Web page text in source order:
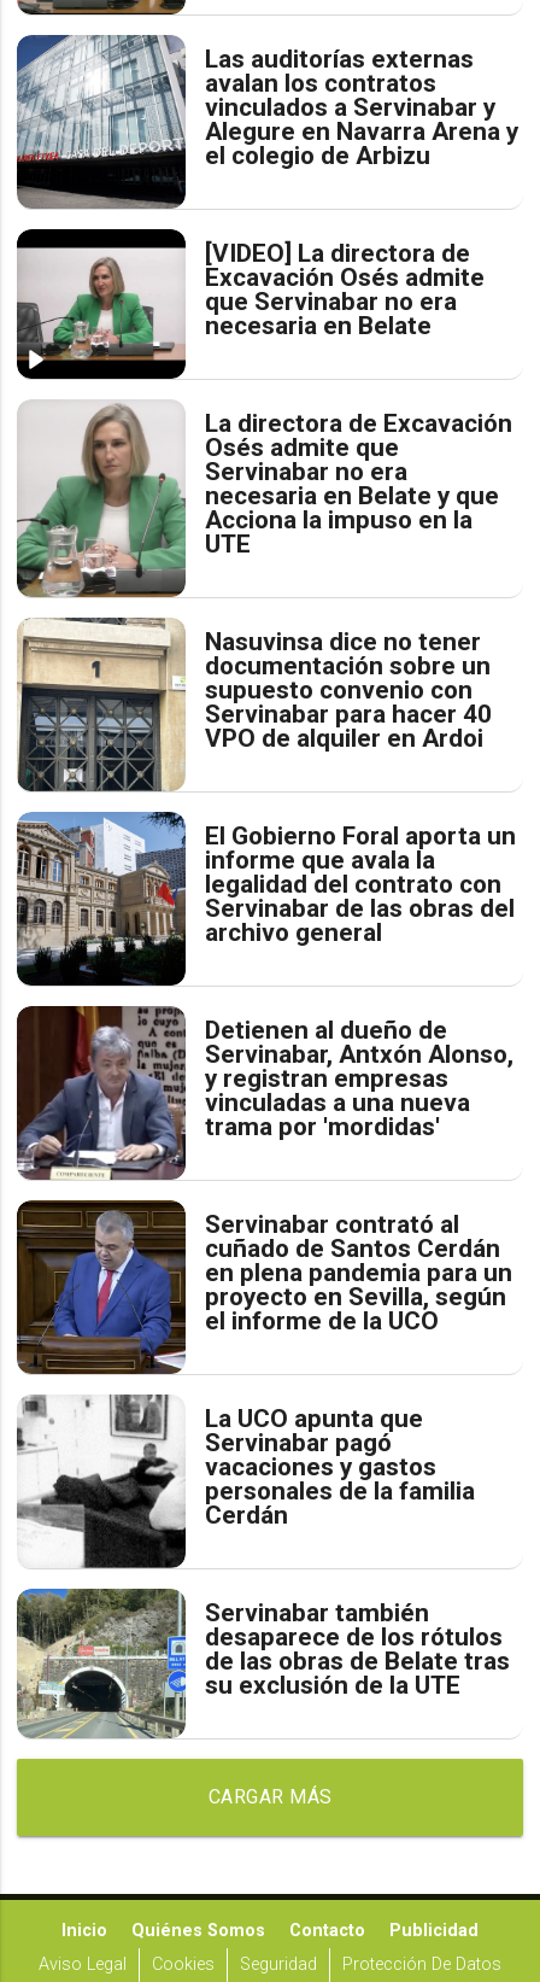
Las auditorías externas
avalan los contratos
vinculados a Servinabar y
Alegure en Navarra Arena y
el colegio de Arbizu
[VIDEO] La directora de
Excavación Osés admite
que Servinabar no era
necesaria en Belate
La directora de Excavación
Osés admite que
Servinabar no era
necesaria en Belate y que
Acciona la impuso en la
UTE
Nasuvinsa dice no tener
documentación sobre un
supuesto convenio con
Servinabar para hacer 40
VPO de alquiler en Ardoi
El Gobierno Foral aporta un
informe que avala la
legalidad del contrato con
Servinabar de las obras del
archivo general
Detienen al dueño de
Servinabar, Antxón Alonso,
y registran empresas
vinculadas a una nueva
trama por 'mordidas'
Servinabar contrató al
cuñado de Santos Cerdán
en plena pandemia para un
proyecto en Sevilla, según
el informe de la UCO
La UCO apunta que
Servinabar pagó
vacaciones y gastos
personales de la familia
Cerdán
Servinabar también
desaparece de los rótulos
de las obras de Belate tras
su exclusión de la UTE
CARGAR MÁS
Inicio Quiénes Somos Contacto
Publicidad
Aviso Legal
Cookies Seguridad Protección De Datos